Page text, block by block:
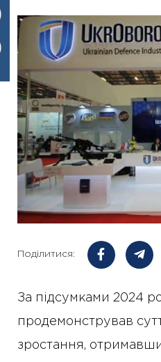
Поділитися:
За підсумками 2024
продемонстрував
зростання,